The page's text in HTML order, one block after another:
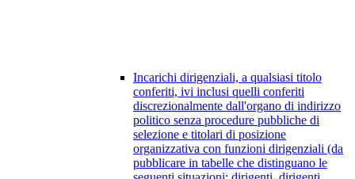
Incarichi dirigenziali, a qualsiasi titolo
conferiti, ivi inclusi quelli conferiti
discrezionalmente dall'organo di indirizzo
politico senza procedure pubbliche di
selezione e titolari di posizione
organizzativa con funzioni dirigenziali (da
pubblicare in tabelle che distinguano le